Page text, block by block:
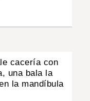
cacería con
una bala la
la mandíbula